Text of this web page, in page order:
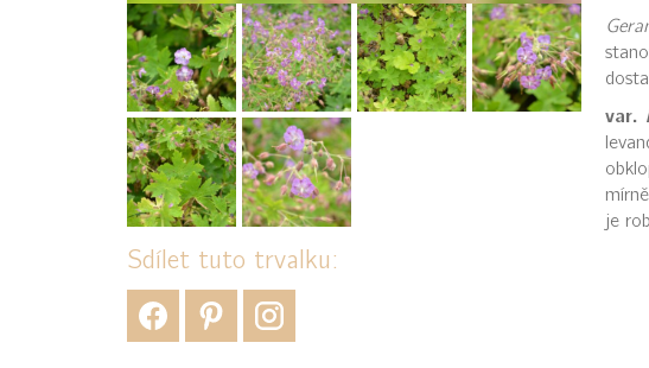
Sdílet tuto trvalku:
var.
je